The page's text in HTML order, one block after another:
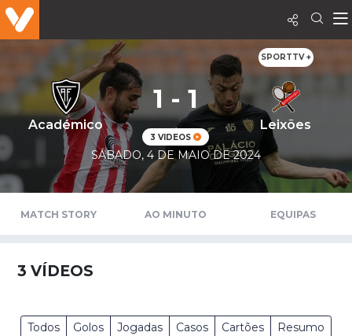
SPORTTV +
Académico
1 - 1
3 VIDEOS
Leixões
SÁBADO, 4 DE MAIO DE 2024
MATCH STORY AO MINUTO EQUIPAS
3 VÍDEOS
Todos Golos Jogadas Casos Cartões Resumo